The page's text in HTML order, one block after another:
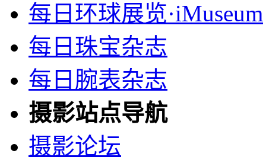
每日环球展览·iMuseum
每日珠宝杂志
每日腕表杂志
摄影站点导航
摄影论坛